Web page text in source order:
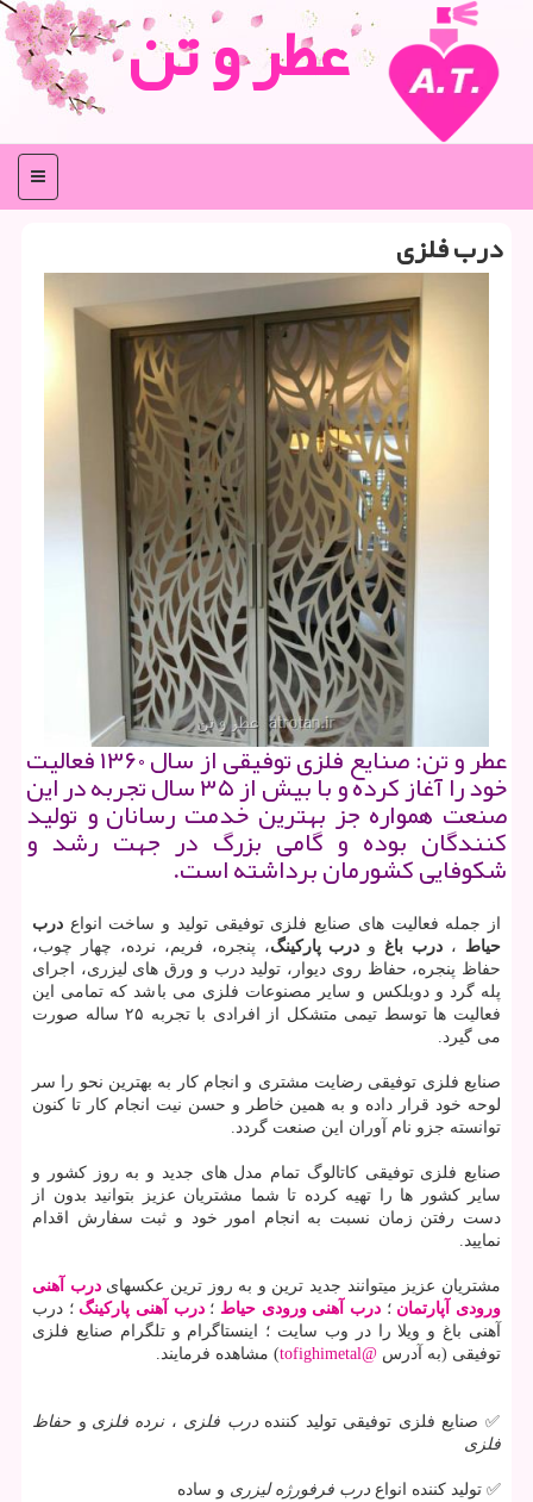
عطر و تن
منو
درب فلزی
عطر و تن: صنایع فلزی توفیقی از سال ۱۳۶۰ فعالیت
خود را آغاز كرده و با بیش از ۳۵ سال تجربه در این
صنعت همواره جز بهترین خدمت رسانان و تولید
كنندگان بوده و گامی بزرگ در جهت رشد و
شكوفایی كشورمان برداشته است.
از جمله فعالیت های صنایع فلزی توفیقی تولید و ساخت انواع درب
حیاط ، درب باغو درب پارکینگ، پنجره، فریم، نرده، چهار چوب،
حفاظ پنجره، حفاظ روی دیوار، تولید درب و ورق های لیزری، اجرای
پله گرد و دوبلکس و سایر مصنوعات فلزی می باشد که تمامی این
فعالیت ها توسط تیمی متشکل از افرادی با تجربه ۲۵ ساله صورت
می گیرد.
صنایع فلزی توفیقی رضایت مشتری و انجام کار به بهترین نحو را سر
لوحه خود قرار داده و به همین خاطر و حسن نیت انجام کار تا کنون
توانسته جزو نام آوران این صنعت گردد.
صنایع فلزی توفیقی کاتالوگ تمام مدل های جدید و به روز کشور و
سایر کشور ها را تهیه کرده تا شما مشتریان عزیز بتوانید بدون از
دست رفتن زمان نسبت به انجام امور خود و ثبت سفارش اقدام
نمایید.
مشتریان عزیز میتوانند جدید ترین و به روز ترین عکسهایدرب آهنی
ورودی آپارتمان ؛ درب آهنی ورودی حیاط ؛درب آهنی پارکینگ ؛ درب
آهنی باغ و ویلا را در وب سایت ؛ اینستاگرام و تلگرام صنایع فلزی
توفیقی (به آدرس @tofighimetal ) مشاهده فرمایند.
✅ صنایع فلزی توفیقی تولید کنندهدرب فلزی ،نرده فلزی و حفاظ
فلزی
✅ تولید کننده انواع درب فرفورژه لیزری و ساده